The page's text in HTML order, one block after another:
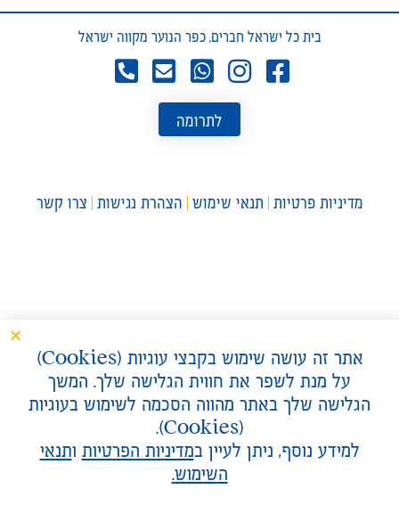
בית כל ישראל חברים, כפר הנוער מקווה ישראל
לתרומה
מדיניות פרטיות תנאי שימוש הצהרת נגישות צרו קשר
אתר זה עושה שימוש בקבצי עוגיות (Cookies
)
על מנת לשפר את חווית הגלישה שלך. המשך
הגלישה שלך באתר מהווה הסכמה לשימוש בעוגיות
(
Cookies
).
למידע נוסף, ניתן לעיין במדיניות הפרטיותותנאי
השימוש.